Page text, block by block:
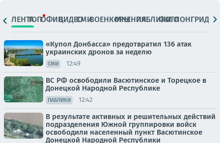
ЛЕНТАТОПОФИЦ.ВИДЕОСМИВОЕНКОРЫМНЕНИЯПАБЛИКИ
ФОТОЛОНГРИДЫ
«Купол Донбасса» предотвратил 136 атак
украинских дронов за неделю
СМИ 12:49
ВС РФ освободили Васютинское и Торецкое в
Донецкой Народной Республике
ПАБЛИКИ 12:42
В результате активных и решительных действий
подразделения Южной группировки войск
освободили населенный пункт Васютинское
Донецкой Народной Республики